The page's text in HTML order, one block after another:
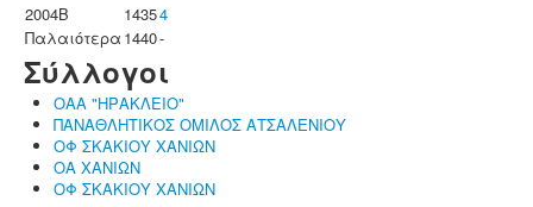
2004B
14354
Παλαιότερα 1440-
Σύλλογοι
ΟΑΑ "ΗΡΑΚΛΕΙΟ"
ΠΑΝΑΘΛΗΤΙΚΟΣ ΟΜΙΛΟΣ ΑΤΣΑΛΕΝΙΟΥ
ΟΦ ΣΚΑΚΙΟΥ ΧΑΝΙΩΝ
ΟΑ ΧΑΝΙΩΝ
ΟΦ ΣΚΑΚΙΟΥ ΧΑΝΙΩΝ